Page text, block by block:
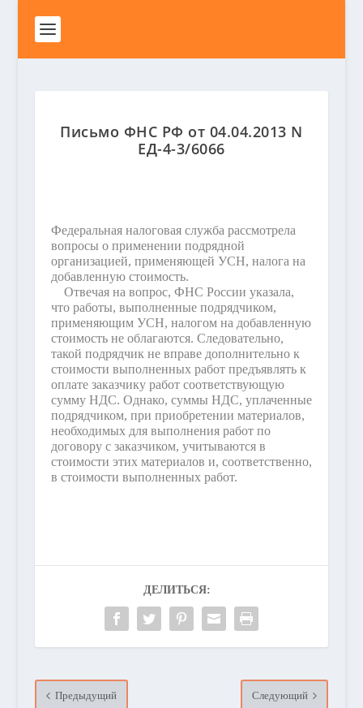
Письмо ФНС РФ от 04.04.2013 N
ЕД-4-3/6066
Федеральная налоговая служба рассмотрела
вопросы о применении подрядной
организацией, применяющей УСН, налога на
добавленную стоимость.
Отвечая на вопрос, ФНС России указала,
что работы, выполненные подрядчиком,
применяющим УСН, налогом на добавленную
стоимость не облагаются. Следовательно,
такой подрядчик не вправе дополнительно к
стоимости выполненных работ предъявлять к
оплате заказчику работ соответствующую
сумму НДС. Однако, суммы НДС, уплаченные
подрядчиком, при приобретении материалов,
необходимых для выполнения работ по
договору с заказчиком, учитываются в
стоимости этих материалов и, соответственно,
в стоимости выполненных работ.
ДЕЛИТЬСЯ:
Предыдущий Следующий